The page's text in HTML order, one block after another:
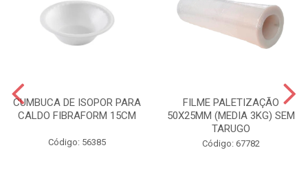
CUMBUCA DE ISOPOR PARA
CALDO FIBRAFORM 15CM
Código: 56385
FILME PALETIZAÇÃO
50X25MM (MEDIA 3KG) SEM
TARUGO
Código: 67782